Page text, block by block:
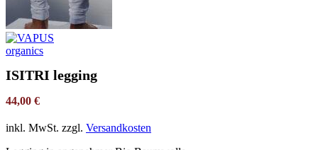
ISITRI legging
44,00 €
inkl. MwSt. zzgl. Versandkosten